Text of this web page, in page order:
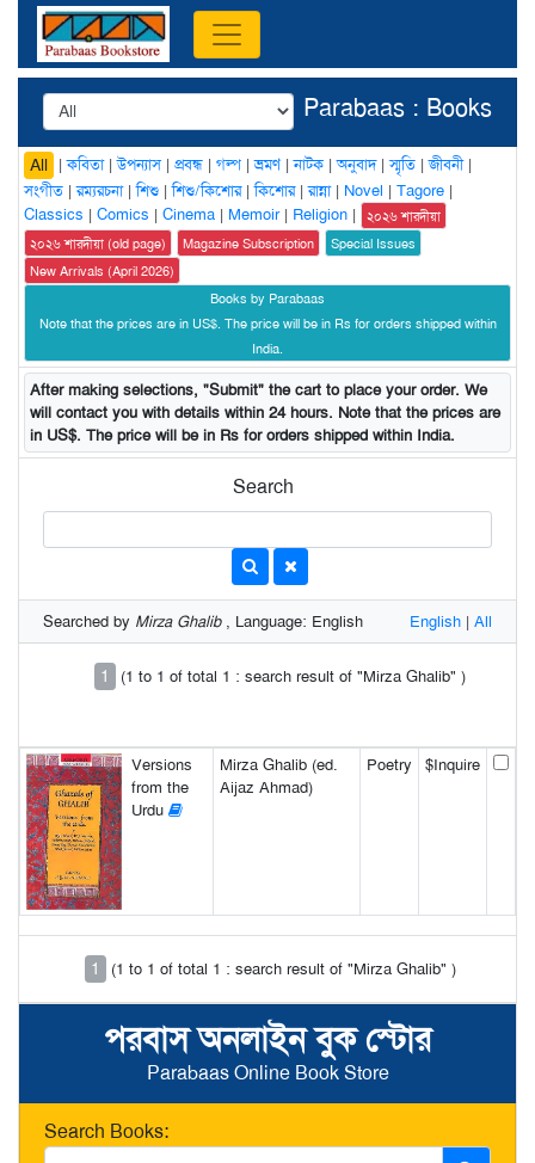
পরবাস অনলাইন বুক স্টোর
Parabaas Online Book Store
Search Books:
Parabaas : Books
All |কবিতা|উপন্যাস| প্রবন্ধ | গল্প |ভ্রমণ|নাটক |অনুবাদ|স্মৃতি |জীবনী|
সংগীত |রম্যরচনা|শিশু |শিশু/কিশোর|কিশোর|রান্না| Novel | Tagore |
Classics | Comics | Cinema | Memoir| Religion |
২০২৬ শারদীয়া
২০২৬ শারদীয়া (old page)
Magazine Subscription
Special Issues
New Arrivals (April 2026)
Books by Parabaas
Note that the prices are in US$. The price will be in Rs for orders shipped within
India.
After making selections, "Submit" the cart to place your order. We
will contact you with details within 24 hours. Note that the prices are
in US$. The price will be in Rs for orders shipped within India.
Search
Searched by Mirza Ghalib, Language: English English | All
1 (1 to 1 of total 1 : search result of "Mirza Ghalib" )
Versions
from the
Urdu
Mirza Ghalib (ed.
Aijaz Ahmad)
Poetry $Inquire
1 (1 to 1 of total 1 : search result of "Mirza Ghalib" )